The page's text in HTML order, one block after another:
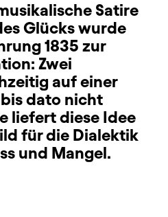
Satire
Glücks wurde
1835 zur
Zwei
auf einer
dato nicht
liefert diese Idee
für die Dialektik
und Mangel.